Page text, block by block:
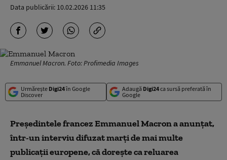
Data publicării: 10.02.2026 11:35
Emmanuel Macron. Foto: Profimedia Images
Urmărește Digi24în Google
Discover
Adaugă Digi24ca sursă preferată în
Google
Preşedintele francez Emmanuel Macron a anunţat,
într-un interviu difuzat marţi de mai multe
publicaţii europene, că doreşte ca reluarea